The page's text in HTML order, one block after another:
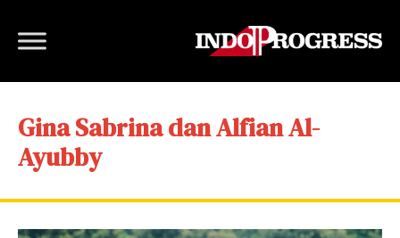
Gina Sabrina dan Alfian Al-
Ayubby